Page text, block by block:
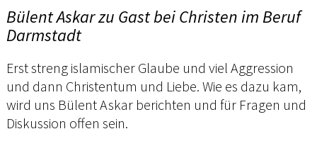
Bülent Askar zu Gast bei Christen im Beruf
Darmstadt
Erst streng islamischer Glaube und viel Aggression
und dann Christentum und Liebe. Wie es dazu kam,
wird uns Bülent Askar berichten und für Fragen und
Diskussion offen sein.